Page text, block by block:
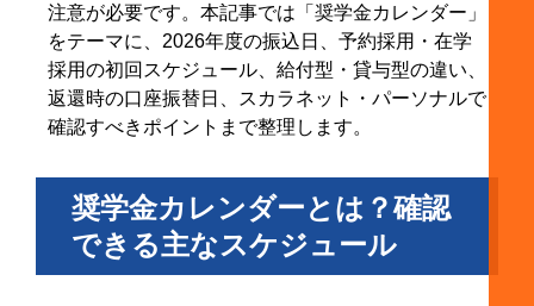
5-2. 貸与型奨学金は第一種・第二種で返還負担が
異なる
5-3. 給付型と第一種を併用する場合は併給調整に
注意
6-1. 奨学金の振込状況・貸与額を確認できる
6-2. 継続願や各種手続きにも使う
6-3. 返還が難しいときの手続きにも関係する
注意が必要です。本記事では「奨学金カレンダー」
をテーマに、2026年度の振込日、予約採用・在学
採用の初回スケジュール、給付型・貸与型の違い、
返還時の口座振替日、スカラネット・パーソナルで
確認すべきポイントまで整理します。
奨学金カレンダーとは？確認
できる主なスケジュール